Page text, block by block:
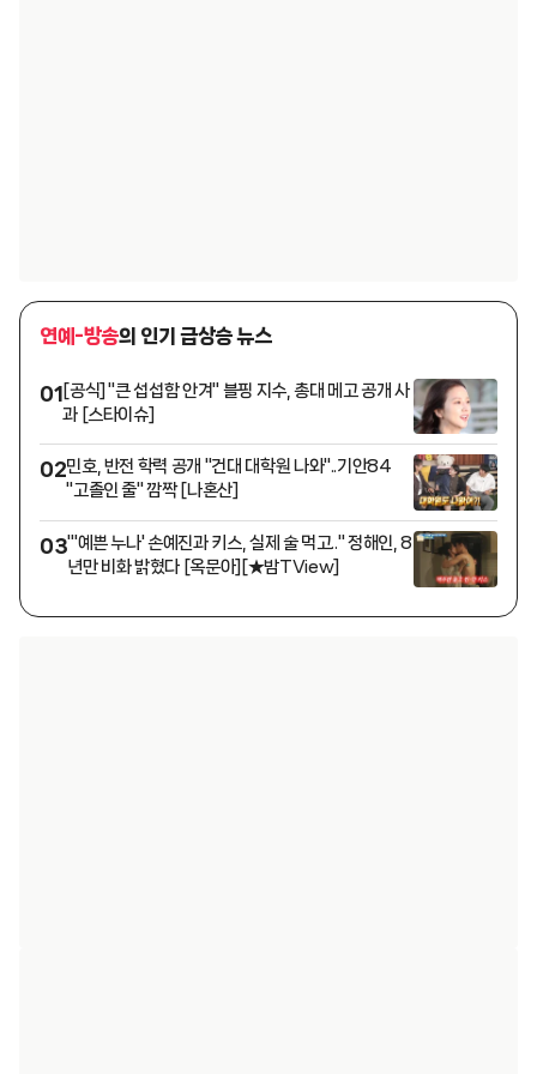
연예-방송의 인기 급상승 뉴스
01[공식] "큰 섭섭함 안겨" 블핑 지수, 총대 메고 공개 사
과 [스타이슈]
02민호, 반전 학력 공개 "건대 대학원 나와"..기안84
"고졸인 줄" 깜짝 [나혼산]
03"'예쁜 누나' 손예진과 키스, 실제 술 먹고.." 정해인, 8
년만 비화 밝혔다 [옥문아][★밤TView]